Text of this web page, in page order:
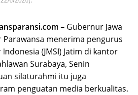
– Gubernur Jawa
menerima pengurus
(JMSI) Jatim di kantor
Surabaya, Senin
silaturahmi itu juga
penguatan media berkualitas.